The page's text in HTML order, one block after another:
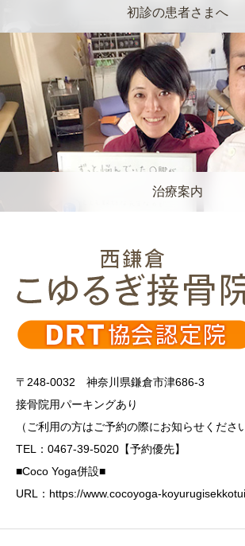
初診の患者さまへ
治療案内
〒248-0032 神奈川県鎌倉市津686-3
接骨院用パーキングあり
（ご利用の方はご予約の際にお知らせくださ
TEL：0467-39-5020【予約優先】
■Coco Yoga併設■
URL：https://www.cocoyoga-